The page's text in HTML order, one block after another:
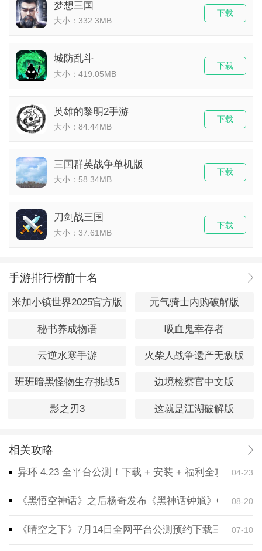
梦想三国
大小：332.3MB
下载
城防乱斗
大小：419.05MB
下载
英雄的黎明2手游
大小：84.44MB
下载
三国群英战争单机版
大小：58.34MB
下载
刀剑战三国
大小：37.61MB
下载
手游排行榜前十名
米加小镇世界2025官方版 元气骑士内购破解版
秘书养成物语 吸血鬼幸存者
云逆水寒手游 火柴人战争遗产无敌版
班班暗黑怪物生存挑战5 边境检察官中文版
影之刃3 这就是江湖破解版
相关攻略
异环 4.23 全平台公测！下载 + 安装 + 福利全攻略，一
04-23
《黑悟空神话》之后杨奇发布《黑神话钟馗》CG！预
08-20
《晴空之下》7月14日全网平台公测预约下载三端同步
07-10